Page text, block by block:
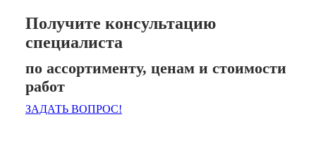
Получите консультацию
специалиста
по ассортименту, ценам и стоимости
работ
ЗАДАТЬ ВОПРОС!